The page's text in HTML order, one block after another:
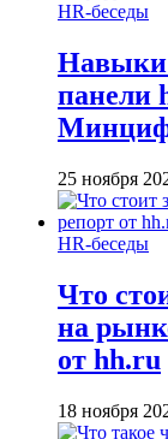
HR-беседы
Навыки
панели
25 ноября
HR-беседы
Что
на
от hh.ru
18 ноября